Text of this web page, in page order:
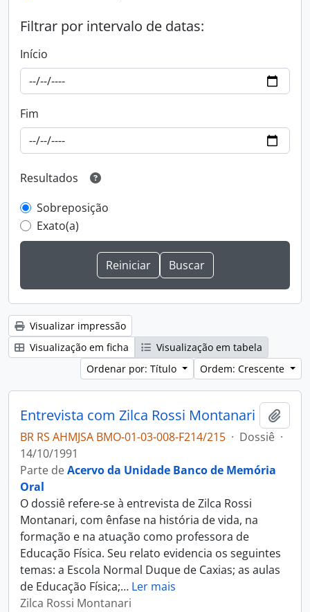
Filtrar por intervalo de datas:
Início
Fim
Resultados
Sobreposição
Exato(a)
Visualizar impressão
Visualização em ficha
Visualização em tabela
Ordenar por: Título
Ordem: Crescente
Entrevista com Zilca Rossi Montanari
BR RS AHMJSA BMO-01-03-008-F214/215 · Dossiê ·
14/10/1991
Parte deAcervo da Unidade Banco de Memória
Oral
O dossiê refere-se à entrevista de Zilca Rossi
Montanari, com ênfase na história de vida, na
formação e na atuação como professora de
Educação Física. Seu relato evidencia os seguintes
temas: a Escola Normal Duque de Caxias; as aulas
de Educação Física;… Ler mais
Zilca Rossi Montanari